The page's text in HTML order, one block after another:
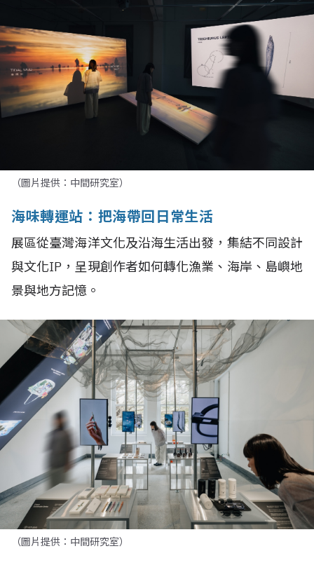
（圖片提供：中間研究室）
海味轉運站：把海帶回日常生活
展區從臺灣海洋文化及沿海生活出發，集結不同設計
與文化IP，呈現創作者如何轉化漁業、海岸、島嶼地
景與地方記憶。
（圖片提供：中間研究室）